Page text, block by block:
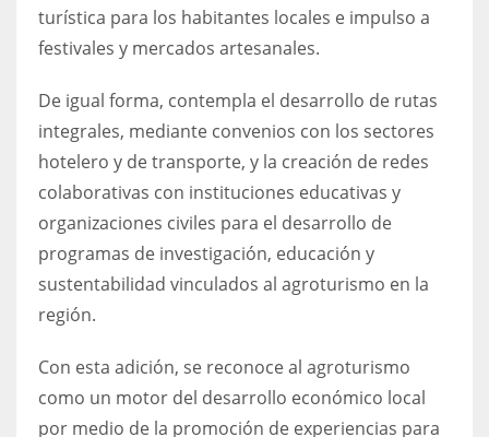
turística para los habitantes locales e impulso a
festivales y mercados artesanales.
De igual forma, contempla el desarrollo de rutas
integrales, mediante convenios con los sectores
hotelero y de transporte, y la creación de redes
colaborativas con instituciones educativas y
organizaciones civiles para el desarrollo de
programas de investigación, educación y
sustentabilidad vinculados al agroturismo en la
región.
Con esta adición, se reconoce al agroturismo
como un motor del desarrollo económico local
por medio de la promoción de experiencias para